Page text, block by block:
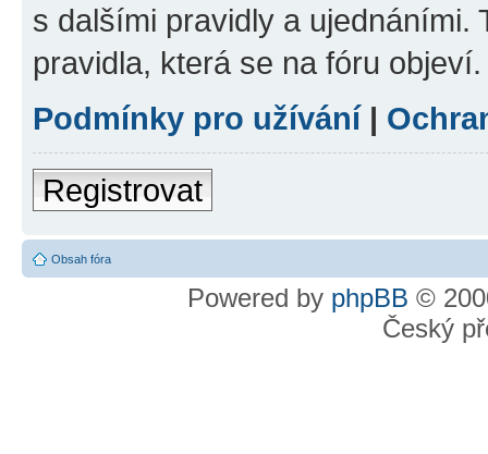
s dalšími pravidly a ujednáními.
pravidla, která se na fóru objeví.
Podmínky pro užívání|
Registrovat
Obsah fóra
Powered by phpBB ©
Český